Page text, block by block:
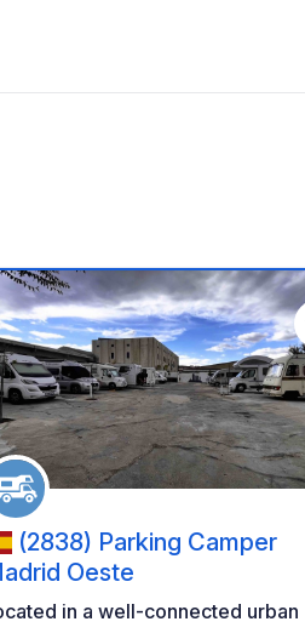
(2838) Parking Camper
Oeste
in a well-connected urban